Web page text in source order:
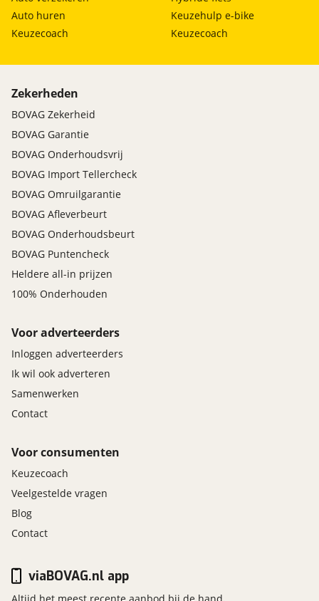
Kruisend verkeer detectie
multimedia scherm standaard
Oplaadmogelijkheid
stuur multifunctioneel
stuur verwarmd
uitstap waarschuwing
Volledig digitaal instrumentenpaneel
WiFi
Veiligheid
Autonomous Emergency Braking
Dodehoek detector
Airbag(s) hoofd achter
Airbag(s) hoofd voor
Airbag(s) side voor
Airbag passagier
Alarm klasse 1(startblokkering)
Anti Blokkeer Systeem
Anti doorSlip Regeling
bots waarschuwing systeem
Hill hold functie
Verkeersbord detectie
Auto huren
Keuzecoach
Keuzehulp e-bike
Keuzecoach
Zekerheden
BOVAG Zekerheid
BOVAG Garantie
BOVAG Onderhoudsvrij
BOVAG Import Tellercheck
BOVAG Omruilgarantie
BOVAG Afleverbeurt
BOVAG Onderhoudsbeurt
BOVAG Puntencheck
Heldere all-in prijzen
100% Onderhouden
Voor adverteerders
Inloggen adverteerders
Ik wil ook adverteren
Samenwerken
Contact
Voor consumenten
Keuzecoach
Veelgestelde vragen
Blog
Contact
viaBOVAG.nl app